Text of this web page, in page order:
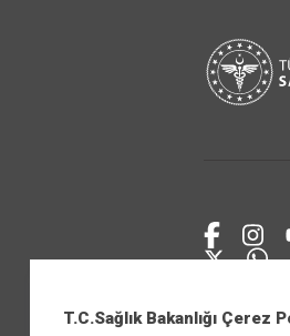
T.C.Sağlık Bakanlığı Çerez